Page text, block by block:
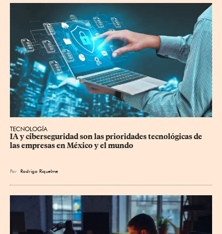
TECNOLOGÍA
IA y ciberseguridad son las prioridades tecnológicas de
las empresas en México y el mundo
Por Rodrigo Riquelme